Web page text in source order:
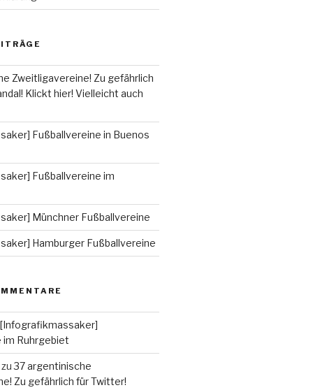
Zweitligavereine! Zu gefährlich
Klickt hier! Vielleicht auch
Fußballvereine in Buenos
Fußballvereine im
Münchner Fußballvereine
Hamburger Fußballvereine
[Infografikmassaker]
im Ruhrgebiet
37 argentinische
Zu gefährlich für Twitter!